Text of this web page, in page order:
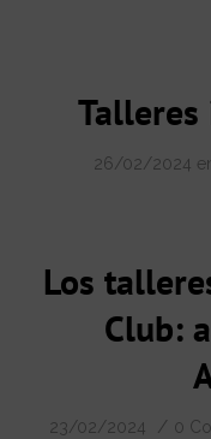
26/02/2024
Los
Club:
23/02/2024 / 0